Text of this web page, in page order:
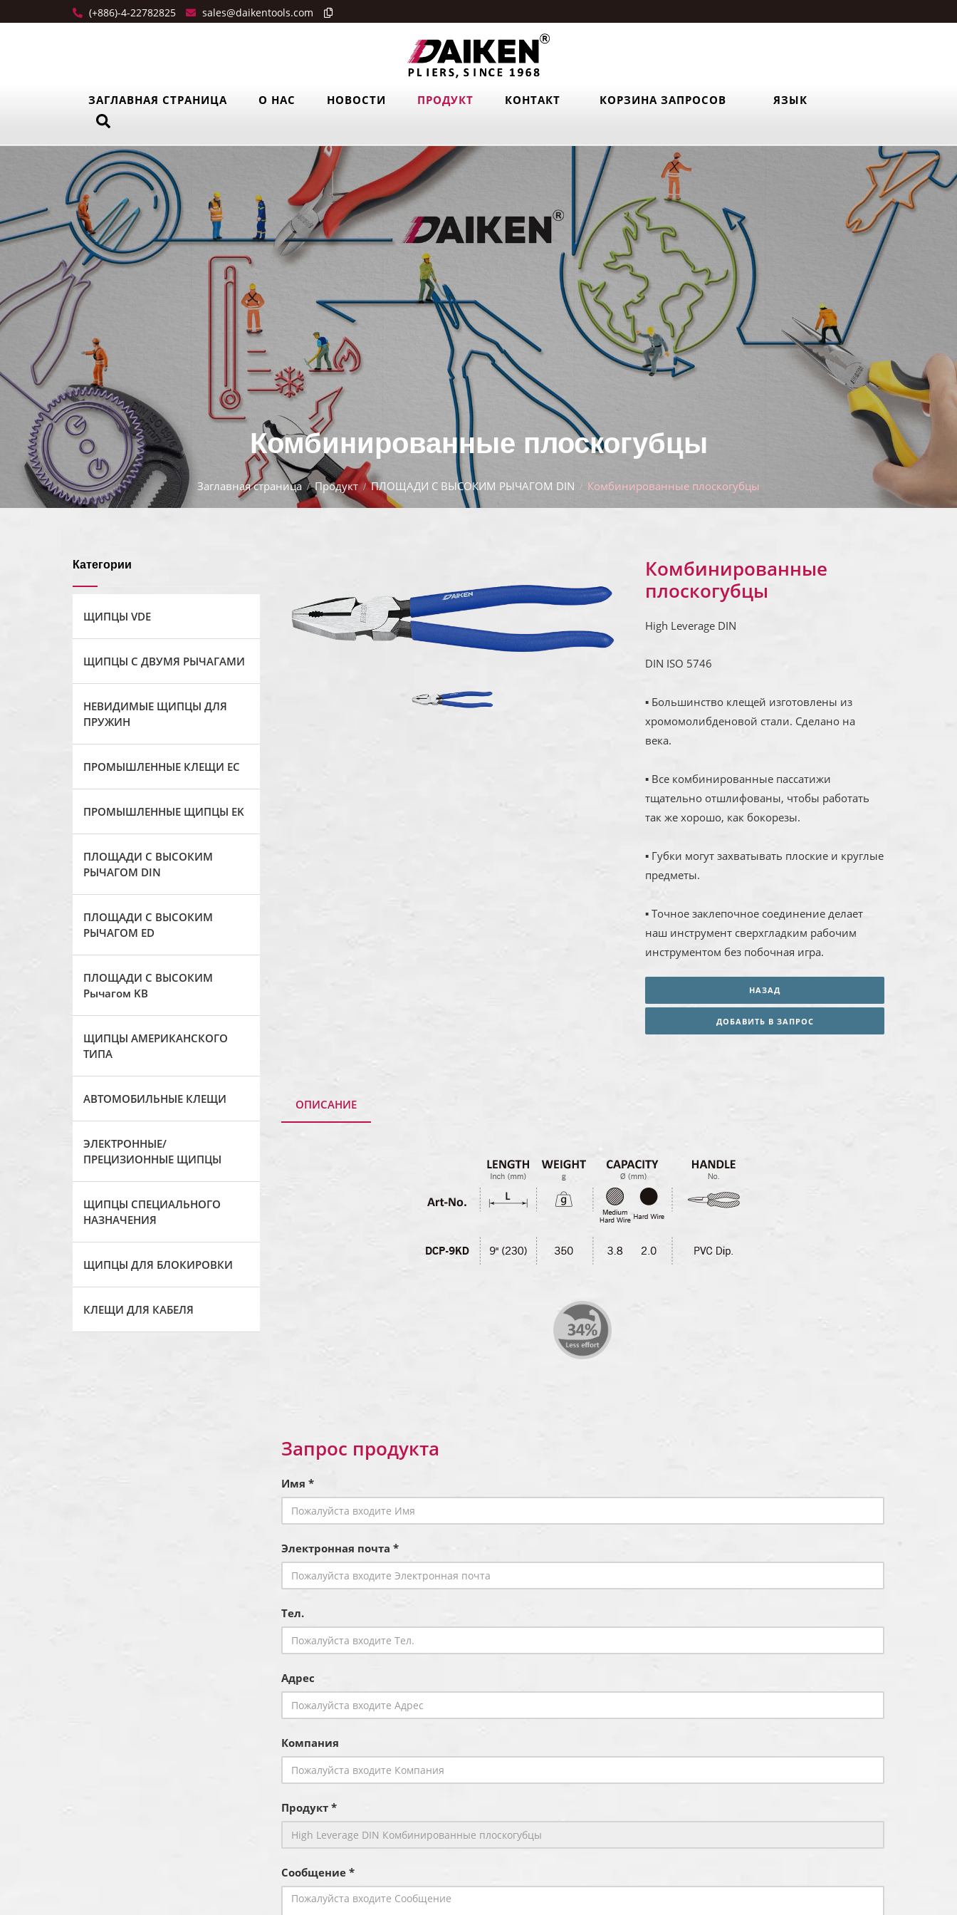
(+886)-4-22782825 sales@daikentools.com
ЗАГЛАВНАЯ СТРАНИЦА О НАС НОВОСТИ ПРОДУКТ КОНТАКТ КОРЗИНА ЗАПРОСОВ ЯЗЫК
Комбинированные плоскогубцы
Заглавная страница Продукт ПЛОЩАДИ С ВЫСОКИМ РЫЧАГОМ DIN Комбинированные плоскогубцы
Категории
ЩИПЦЫ VDE
ЩИПЦЫ С ДВУМЯ РЫЧАГАМИ
НЕВИДИМЫЕ ЩИПЦЫ ДЛЯ
ПРУЖИН
ПРОМЫШЛЕННЫЕ КЛЕЩИ ЕС
ПРОМЫШЛЕННЫЕ ЩИПЦЫ EK
ПЛОЩАДИ С ВЫСОКИМ
РЫЧАГОМ DIN
ПЛОЩАДИ С ВЫСОКИМ
РЫЧАГОМ ED
ПЛОЩАДИ С ВЫСОКИМ
Рычагом KB
ЩИПЦЫ АМЕРИКАНСКОГО
ТИПА
АВТОМОБИЛЬНЫЕ КЛЕЩИ
ЭЛЕКТРОННЫЕ/
ПРЕЦИЗИОННЫЕ ЩИПЦЫ
ЩИПЦЫ СПЕЦИАЛЬНОГО
НАЗНАЧЕНИЯ
ЩИПЦЫ ДЛЯ БЛОКИРОВКИ
КЛЕЩИ ДЛЯ КАБЕЛЯ
Комбинированные
плоскогубцы
High Leverage DIN
DIN ISO 5746
▪ Большинство клещей изготовлены из
хромомолибденовой стали. Сделано на
века.
▪ Все комбинированные пассатижи
тщательно отшлифованы, чтобы работать
так же хорошо, как бокорезы.
▪ Губки могут захватывать плоские и круглые
предметы.
▪ Точное заклепочное соединение делает
наш инструмент сверхгладким рабочим
инструментом без побочная игра.
НАЗАД
ДОБАВИТЬ В ЗАПРОС
ОПИСАНИЕ
Запрос продукта
Имя *
Электронная почта *
Тел.
Адрес
Компания
Продукт *
Сообщение *